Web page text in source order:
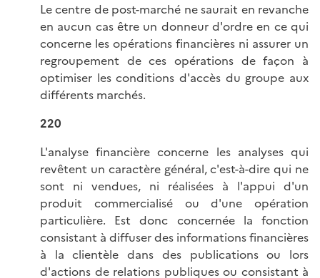
Le centre de post-marché ne saurait en revanche
en aucun cas être un donneur d'ordre en ce qui
concerne les opérations financières ni assurer un
regroupement de ces opérations de façon à
optimiser les conditions d'accès du groupe aux
différents marchés.
220
L'analyse financière concerne les analyses qui
revêtent un caractère général, c'est-à-dire qui ne
sont ni vendues, ni réalisées à l'appui d'un
produit commercialisé ou d'une opération
particulière. Est donc concernée la fonction
consistant à diffuser des informations financières
à la clientèle dans des publications ou lors
d'actions de relations publiques ou consistant à